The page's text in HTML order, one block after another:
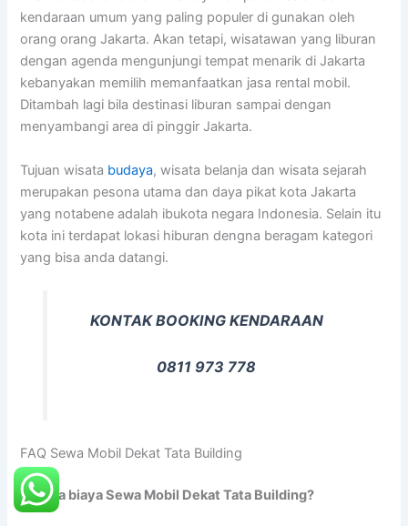
kendaraan umum yang paling populer di gunakan oleh
orang orang Jakarta. Akan tetapi, wisatawan yang liburan
dengan agenda mengunjungi tempat menarik di Jakarta
kebanyakan memilih memanfaatkan jasa rental mobil.
Ditambah lagi bila destinasi liburan sampai dengan
menyambangi area di pinggir Jakarta.
Tujuan wisata budaya, wisata belanja dan wisata sejarah
merupakan pesona utama dan daya pikat kota Jakarta
yang notabene adalah ibukota negara Indonesia. Selain itu
kota ini terdapat lokasi hiburan dengna beragam kategori
yang bisa anda datangi.
KONTAK BOOKING KENDARAAN
0811 973 778
FAQ Sewa Mobil Dekat Tata Building
Berapa biaya Sewa Mobil Dekat Tata Building?